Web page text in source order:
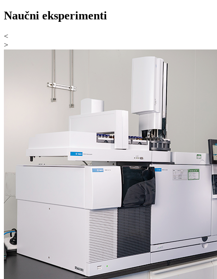
Naučni eksperimenti
<
>